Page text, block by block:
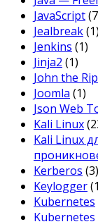
JavaScript
Jealbreak(1)
Jenkins (1)
Jinja2 (1)
John the
Joomla (1)
Json Web
Kali Linux
Kali Linux
Kerberos (3)
Keylogger
Kubernetes
Kubernetes